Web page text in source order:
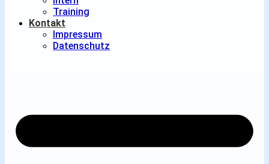
Training
Kontakt
Impressum
Datenschutz